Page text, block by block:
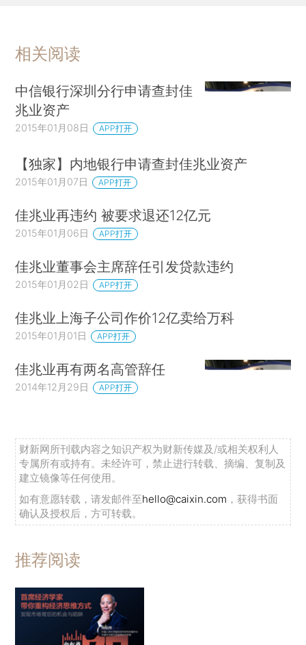
相关阅读
中信银行深圳分行申请查封佳
兆业资产
2015年01月08日 APP打开
【独家】内地银行申请查封佳兆业资产
2015年01月07日 APP打开
佳兆业再违约 被要求退还12亿元
2015年01月06日 APP打开
佳兆业董事会主席辞任引发贷款违约
2015年01月02日 APP打开
佳兆业上海子公司作价12亿卖给万科
2015年01月01日 APP打开
佳兆业再有两名高管辞任
2014年12月29日 APP打开
财新网所刊载内容之知识产权为财新传媒及/或相关权利人
专属所有或持有。未经许可，禁止进行转载、摘编、复制及
建立镜像等任何使用。
如有意愿转载，请发邮件至hello@caixin.com ，获得书面
确认及授权后，方可转载。
推荐阅读